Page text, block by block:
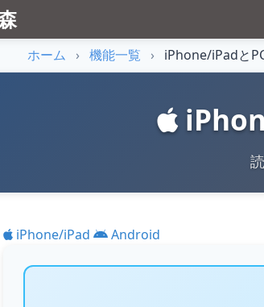
ホーム › 機能一覧 › iPhone/iPadと
iPhone/iPad Android